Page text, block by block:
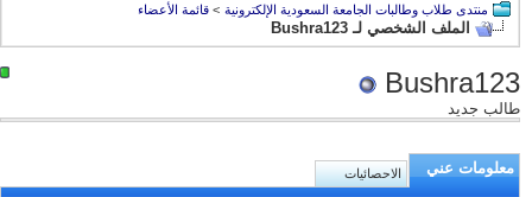
منتدى طلاب وطالبات الجامعة السعودية الإلكترونية > قائمة الأعضاء
الملف الشخصي لـ Bushra123
Bushra123
طالب جديد
معلومات عني الاحصائيات